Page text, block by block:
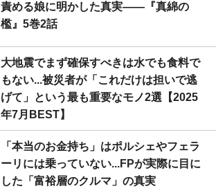
責める娘に明かした真実――『真綿の
檻』5巻2話
大地震でまず確保すべきは水でも食料で
もない...被災者が「これだけは担いで逃
げて」という最も重要なモノ2選【2025
年7月BEST】
「本当のお金持ち」はポルシェやフェラ
ーリには乗っていない...FPが実際に目に
した「富裕層のクルマ」の真実